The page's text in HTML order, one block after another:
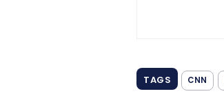
TAGS CNN